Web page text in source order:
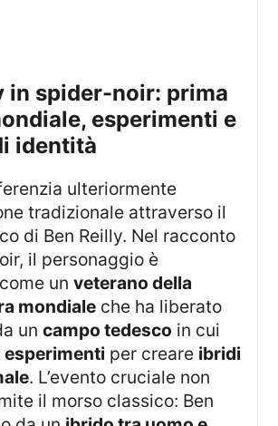
esperimenti e
identità
tradizionale attraverso il
di Ben Reilly. Nel racconto
il personaggio è
unveterano della
mondiale che ha liberato
uncampo tedesco in cui
esperimenti per creare ibridi
. L’evento cruciale non
il morso classico: Ben